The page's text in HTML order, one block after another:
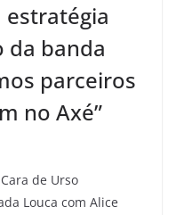
estratégia
banda
parceiros
no Axé”
de Urso
Louca com Alice